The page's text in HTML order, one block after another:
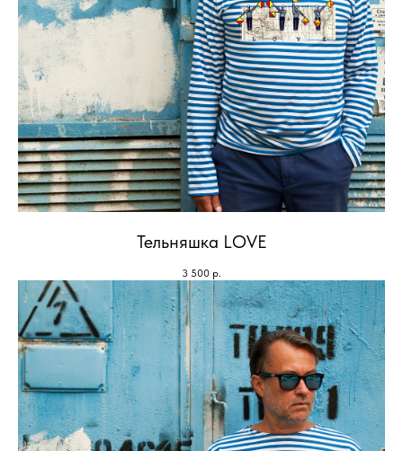
Тельняшка LOVE
3 500 р.